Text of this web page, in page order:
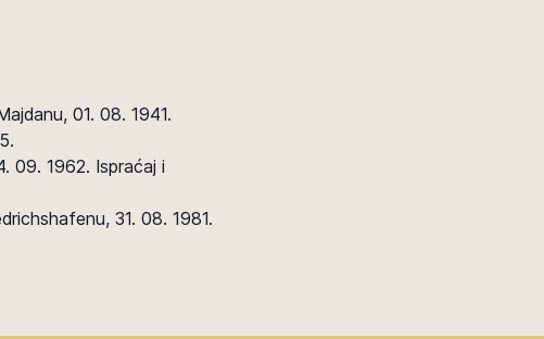
01. 08. 1941.
09. 1962. Ispraćaj i
31. 08. 1981.